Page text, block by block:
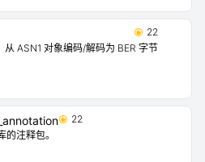
22
ASN1 对象编码/解码为 BER 字节
22
的注释包。